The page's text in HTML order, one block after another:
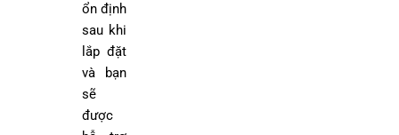
ổn định
sau khi
lắp đặt
và bạn
sẽ
được